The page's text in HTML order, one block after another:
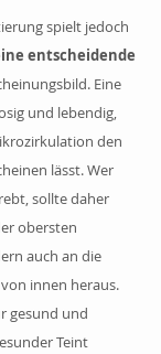
spielt jedoch
entscheidende
Eine
und lebendig,
den
lässt. Wer
sollte daher
obersten
auch an die
innen heraus.
gesund und
Teint